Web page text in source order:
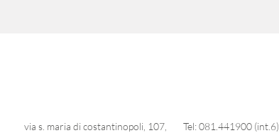
via s. maria di costantinopoli, 107, Tel: 081.441900 (int.6)